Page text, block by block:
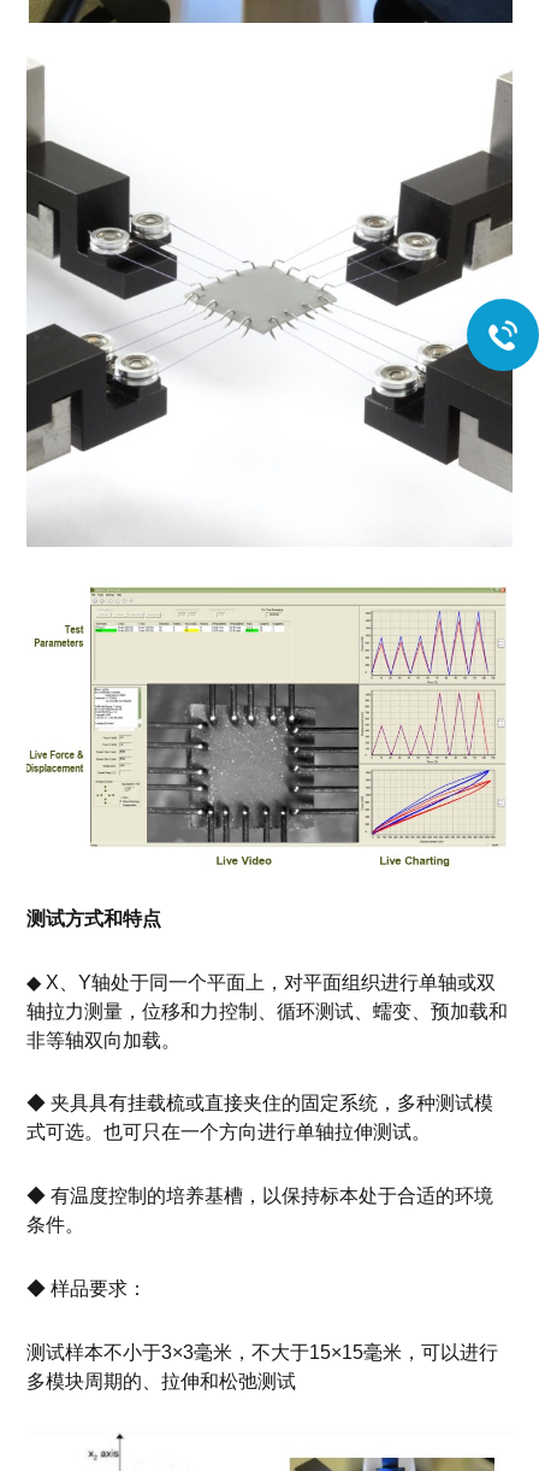
测试方式和特点
◆ X、Y轴处于同一个平面上，对平面组织进行单轴或双
轴拉力测量，位移和力控制、循环测试、蠕变、预加载和
非等轴双向加载。
◆ 夹具具有挂载梳或直接夹住的固定系统，多种测试模
式可选。也可只在一个方向进行单轴拉伸测试。
◆ 有温度控制的培养基槽，以保持标本处于合适的环境
条件。
◆ 样品要求：
测试样本不小于3×3毫米，不大于15×15毫米，可以进行
多模块周期的、拉伸和松弛测试